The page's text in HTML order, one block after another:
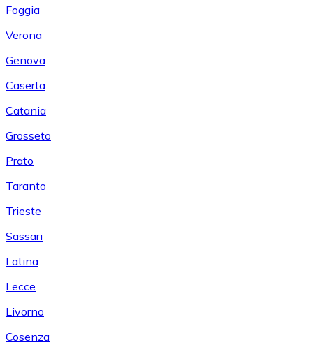
Foggia
Verona
Genova
Caserta
Catania
Grosseto
Prato
Taranto
Trieste
Sassari
Latina
Lecce
Livorno
Cosenza